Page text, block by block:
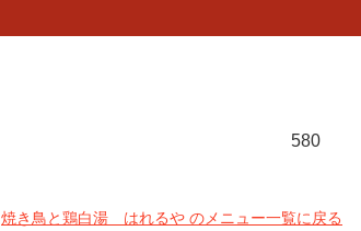
580
焼き鳥と鶏白湯 はれるや のメニュー一覧に戻る